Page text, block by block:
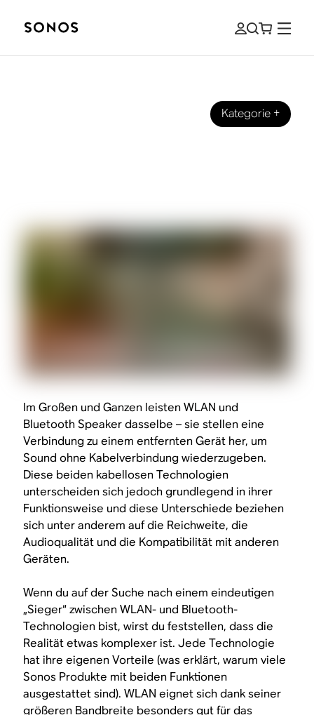
Kategorie+
Im Großen und Ganzen leisten WLAN und
Bluetooth Speaker dasselbe – sie stellen eine
Verbindung zu einem entfernten Gerät her, um
Sound ohne Kabelverbindung wiederzugeben.
Diese beiden kabellosen Technologien
unterscheiden sich jedoch grundlegend in ihrer
Funktionsweise und diese Unterschiede beziehen
sich unter anderem auf die Reichweite, die
Audioqualität und die Kompatibilität mit anderen
Geräten.
Wenn du auf der Suche nach einem eindeutigen
„Sieger“ zwischen WLAN- und Bluetooth-
Technologien bist, wirst du feststellen, dass die
Realität etwas komplexer ist. Jede Technologie
hat ihre eigenen Vorteile (was erklärt, warum viele
Sonos Produkte mit beiden Funktionen
ausgestattet sind). WLAN eignet sich dank seiner
größeren Bandbreite besonders gut für das